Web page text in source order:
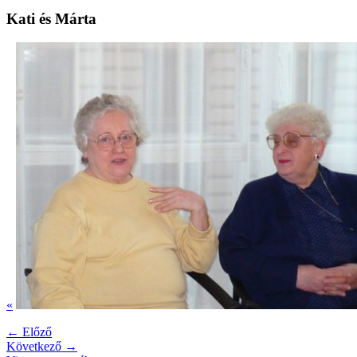
Kati és Márta
«
← Előző
Következő →